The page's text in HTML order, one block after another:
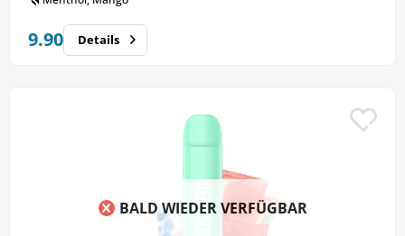
9.90 Details
BALD WIEDER VERFÜGBAR